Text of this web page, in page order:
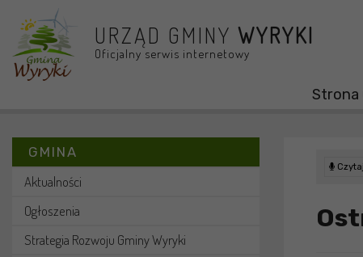
URZĄD GMINY WYRYKI
Oficjalny serwis internetowy
Strona
GMINA
Aktualności
Ogłoszenia
Strategia Rozwoju Gminy Wyryki